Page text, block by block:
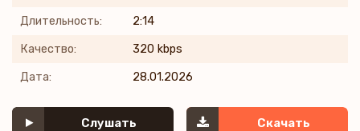
Длительность: 2:14
Качество: 320 kbps
Дата: 28.01.2026
Слушать Скачать